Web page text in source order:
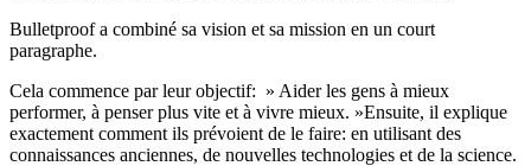
Bulletproof a combiné sa vision et sa mission en un court
paragraphe.
Cela commence par leur objectif: » Aider les gens à mieux
performer, à penser plus vite et à vivre mieux. »Ensuite, il explique
exactement comment ils prévoient de le faire: en utilisant des
connaissances anciennes, de nouvelles technologies et de la science.